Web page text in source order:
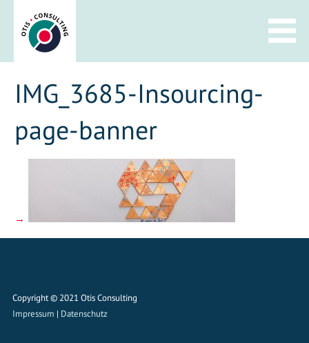
Inhalt
springen
IMG_3685-Insourcing-
page-banner
Copyright © 2021 Otis Consulting
Impressum | Datenschutz